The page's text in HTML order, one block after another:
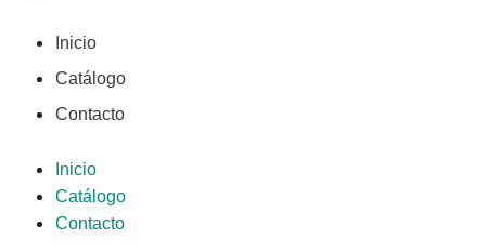
Inicio
Catálogo
Contacto
Inicio
Catálogo
Contacto